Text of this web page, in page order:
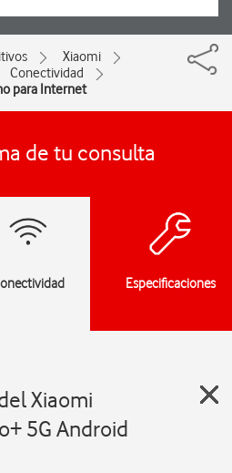
Xiaomi
Conectividad
para Internet
de tu consulta
Especificaciones
Xiaomi
5G Android